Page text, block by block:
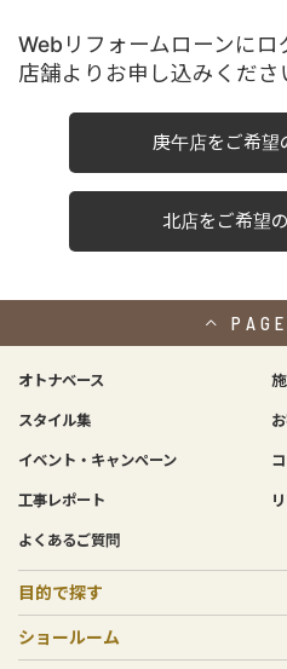
Webリフォームローンに
店舗よりお申し込みくださ
庚午店をご希望
北店をご希望
PAGE
オトナベース
スタイル集
イベント・キャンペーン
工事レポート
よくあるご質問
目的で探す
戸建てリノベーション マンションリフォーム・リノベーション
二世帯リフォーム
リフォーム
中古物件購入×リノベーション
住宅売却
ショールーム
SOGOリノベスタジオ